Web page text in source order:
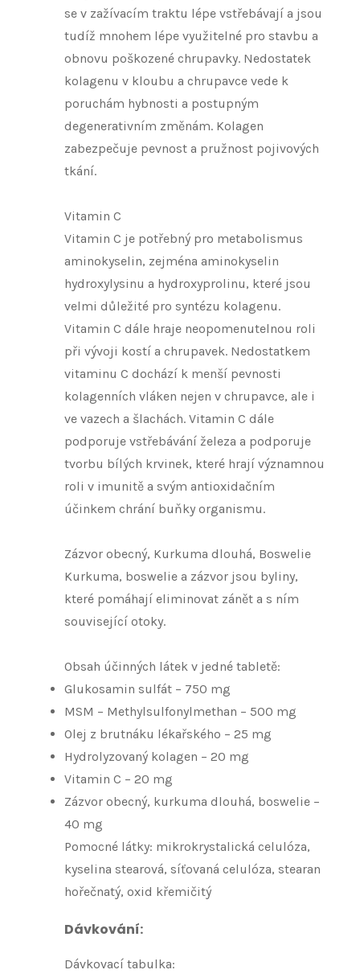
se v zažívacím traktu lépe vstřebávají a jsou
tudíž mnohem lépe využitelné pro stavbu a
obnovu poškozené chrupavky. Nedostatek
kolagenu v kloubu a chrupavce vede k
poruchám hybnosti a postupným
degenerativním změnám. Kolagen
zabezpečuje pevnost a pružnost pojivových
tkání.
Vitamin C
Vitamin C je potřebný pro metabolismus
aminokyselin, zejména aminokyselin
hydroxylysinu a hydroxyprolinu, které jsou
velmi důležité pro syntézu kolagenu.
Vitamin C dále hraje neopomenutelnou roli
při vývoji kostí a chrupavek. Nedostatkem
vitaminu C dochází k menší pevnosti
kolagenních vláken nejen v chrupavce, ale i
ve vazech a šlachách. Vitamin C dále
podporuje vstřebávání železa a podporuje
tvorbu bílých krvinek, které hrají významnou
roli v imunitě a svým antioxidačním
účinkem chrání buňky organismu.
Zázvor obecný, Kurkuma dlouhá, Boswelie
Kurkuma, boswelie a zázvor jsou byliny,
které pomáhají eliminovat zánět a s ním
související otoky.
Obsah účinných látek v jedné tabletě:
Glukosamin sulfát – 750 mg
MSM – Methylsulfonyl­methan – 500 mg
Olej z brutnáku lékařského – 25 mg
Hydrolyzovaný kolagen – 20 mg
Vitamin C – 20 mg
Zázvor obecný, kurkuma dlouhá, boswelie –
40 mg
Pomocné látky: mikrokrystalická celulóza,
kyselina stearová, síťovaná celulóza, stearan
hořečnatý, oxid křemičitý
Dávkování:
Dávkovací tabulka: